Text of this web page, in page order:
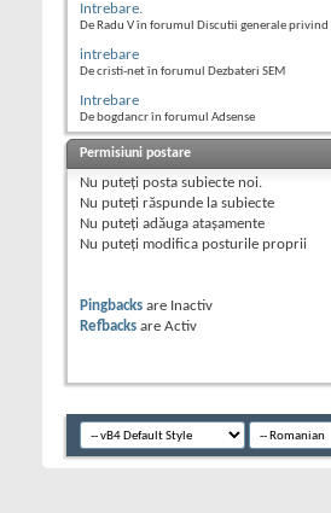
Intrebare.
De Radu V în forumul Discutii generale
intrebare
De cristi-net în forumul Dezbateri SEM
Intrebare
De bogdancr în forumul Adsense
Permisiuni postare
Nu puteţi posta subiecte noi.
Nu puteţi răspunde la subiecte
Nu puteţi adăuga ataşamente
Nu puteţi modifica posturile proprii
Pingbacks are Inactiv
Refbacks are Activ